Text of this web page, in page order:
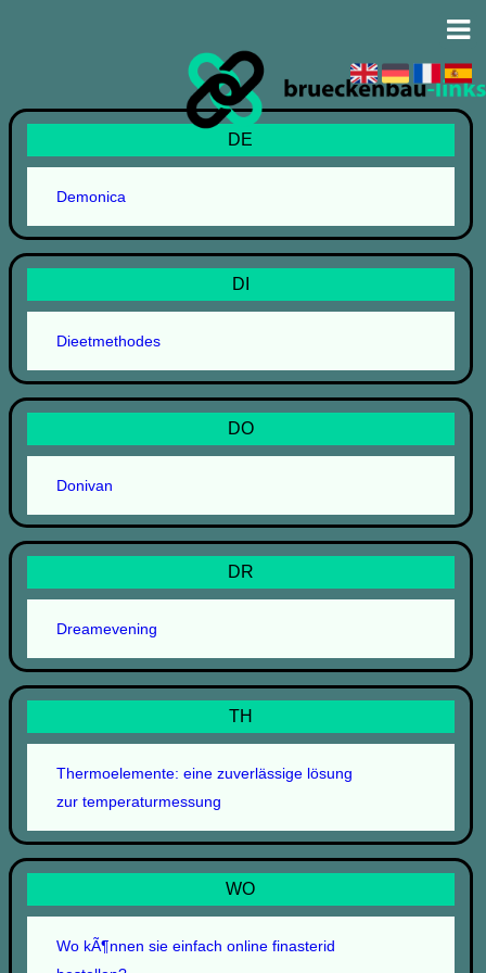
DE
Demonica
DI
Dieetmethodes
DO
Donivan
DR
Dreamevening
TH
Thermoelemente: eine zuverlässige lösung
zur temperaturmessung
WO
Wo kÃ¶nnen sie einfach online finasterid